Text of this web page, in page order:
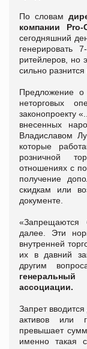
По словам
компании
сегодняшний
генерировать
ритейлеров, но
сильно разнится
Предложение о
неторговых
законопроекту «...
внесенных
Владиславом
которые
розничной
отношениях с
получение
скидкам или
документе.
«Запрещаются
далее. Эти
внутренней
их в давний
другим
ассоциации.
Запрет
активов или
превышает
именно такая